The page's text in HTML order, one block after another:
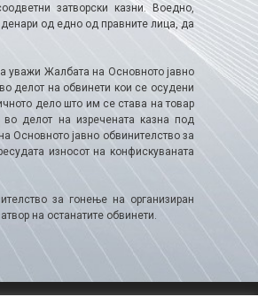
затворски казни. Воедно,
од едно од правните лица, да
уважи Жалбата на Основното јавно
делот на обвинети кои се осудени
дело што им се става на товар
делот на изречената казна под
Основното јавно обвинителство за
износот на конфискуваната
за гонење на организиран
на останатите обвинети.